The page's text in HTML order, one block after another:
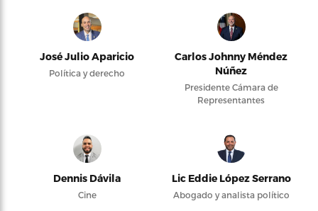
José Julio Aparicio
Política y derecho
Carlos Johnny Méndez
Núñez
Presidente Cámara de
Representantes
Dennis Dávila
Cine
Lic Eddie López Serrano
Abogado y analista político